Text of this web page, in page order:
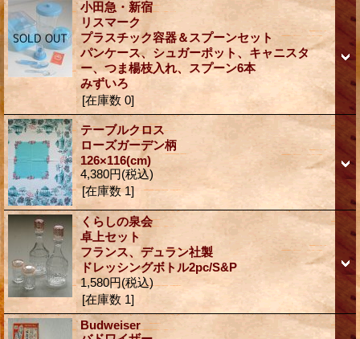
小田急・新宿
リスマーク
プラスチック容器＆スプーンセット
パンケース、シュガーポット、キャニスタ
ー、つま楊枝入れ、スプーン6本
みずいろ
[在庫数 0]
テーブルクロス
ローズガーデン柄
126×116(cm)
4,380円(税込)
[在庫数 1]
くらしの泉会
卓上セット
フランス、デュラン社製
ドレッシングボトル2pc/S&P
1,580円(税込)
[在庫数 1]
Budweiser